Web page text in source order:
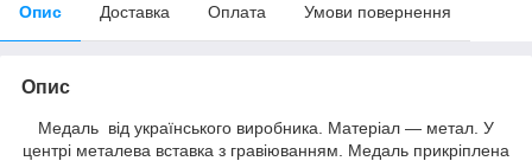
Опис Доставка Оплата Умови повернення
Опис
Медаль від українського виробника. Матеріал — метал. У
центрі металева вставка з гравіюванням. Медаль прикріплена